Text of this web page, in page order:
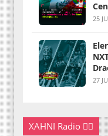
25
NXT; Persa pierde
27
XAHNI Radio 👇🏽